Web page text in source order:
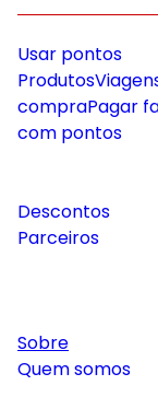
Usar pontos
Produtos
compraPagar
com pontos
Descontos
Parceiros
Sobre
Quem somos